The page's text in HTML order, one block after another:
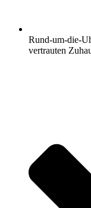
Rund-um-die-
vertrauten